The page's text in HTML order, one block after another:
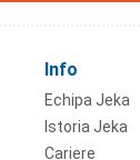
Info
Echipa Jeka
Istoria Jeka
Cariere